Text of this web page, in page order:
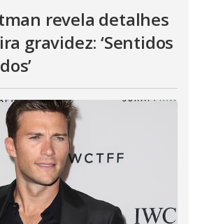
revela detalhes
gravidez: ‘Sentidos